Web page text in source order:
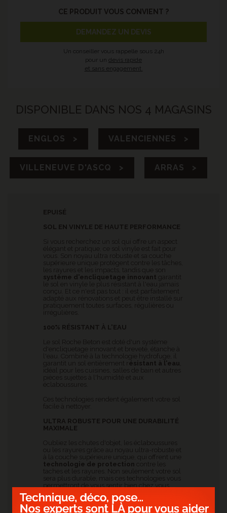
CE PRODUIT VOUS CONVIENT ?
DEMANDEZ UN DEVIS
Un conseiller vous rappelle sous 24h
pour un devis rapide
et sans engagement.
DISPONIBLE DANS NOS 4 MAGASINS
ENGLOS > VALENCIENNES >
VILLENEUVE D'ASCQ > ARRAS >
EPUISÉ
SOL EN VINYLE DE HAUTE PERFORMANCE
Si vous recherchez un sol qui offre un aspect
élégant et pratique, ce sol vinyle est fait pour
vous. Son noyau ultra robuste et sa couche
supérieure unique protègent contre les tâches,
les rayures et les impacts, tandis que son
système d'encliquetage innovant garantit
le sol en vinyle le plus résistant à l'eau jamais
conçu. Et ce n'est pas tout : il est parfaitement
adapté aux rénovations et peut être installé sur
pratiquement toutes surfaces, régulières ou
100% RÉSISTANT À L'EAU
Le sol Roche Beton
est doté d'un système
d'encliquetage innovant et breveté, étanche à
l'eau. Combiné à la technologie hydrofuge, il
garantit un sol entièrement r ésistant à l'eau
idéal pour les cuisines, salles de bain et autres
pièces sujettes à l'humidité et aux
Ces technologies rendent également votre sol
facile à nettoyer.
ULTRA ROBUSTE POUR UNE DURABILITÉ
MAXIMALE
Oubliez les chutes d'objet, les éclaboussures
ou les rayures grâce au noyau ultra-robuste et
à la couche supérieure unique, qui offrent une
technologie de protection contre les
taches et les rayures. Non seulement votre sol
sera plus durable, mais ces technologies vous
permettront de vous sentir bien chez vous.
POURQUOI VOUS ADOREREZ LE SOL EN
VINYLE...